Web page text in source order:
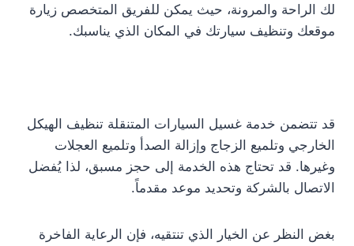
لك الراحة والمرونة، حيث يمكن للفريق المتخصص زيارة
موقعك وتنظيف سيارتك في المكان الذي يناسبك.
قد تتضمن خدمة غسيل السيارات المتنقلة تنظيف الهيكل
الخارجي وتلميع الزجاج وإزالة الصدأ وتلميع العجلات
وغيرها. قد تحتاج هذه الخدمة إلى حجز مسبق، لذا يُفضل
الاتصال بالشركة وتحديد موعد مقدماً.
بغض النظر عن الخيار الذي تنتقيه، فإن الرعاية الفاخرة